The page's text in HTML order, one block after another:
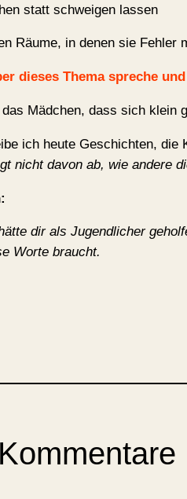
statt schweigen lassen
Räume, in denen sie
dieses Thema spreche
Mädchen, dass sich klein
ich heute Geschichten,
nicht davon ab, wie andere
dir als Jugendlicher
Worte braucht.
Kommentare